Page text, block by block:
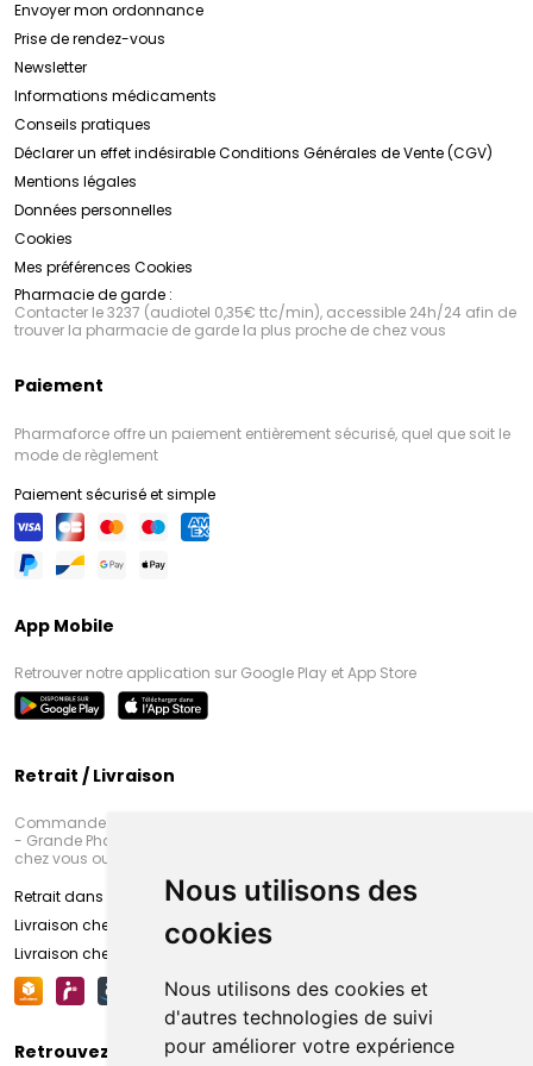
Nous utilisons des
cookies
Nous utilisons des cookies et
d'autres technologies de suivi
pour améliorer votre expérience
Envoyer mon ordonnance
Prise de rendez-vous
Newsletter
Informations médicaments
Conseils pratiques
Déclarer un effet indésirableConditions Générales de Vente (CGV)
Mentions légales
Données personnelles
Cookies
Mes préférences Cookies
Pharmacie de garde :
Contacter le 3237 (audiotel 0,35€ ttc/min), accessible 24h/24 afin de
trouver la pharmacie de garde la plus proche de chez vous
Paiement
Pharmaforce offre un paiement entièrement sécurisé, quel que soit le
mode de règlement
Paiement sécurisé et simple
App Mobile
Retrouver notre application sur Google Play et App Store
Retrait / Livraison
Commandez en ligne et venez chercher votre commande à Amiens
- Grande Pharmacie d’Amiens (Fachon) ou recevez-là rapidement
chez vous ou en point retrait
Retrait dans la pharmacie d’Amiens
Livraison chez vous
Livraison chez votre commerçant
Retrouvez-nous sur vos réseaux sociaux